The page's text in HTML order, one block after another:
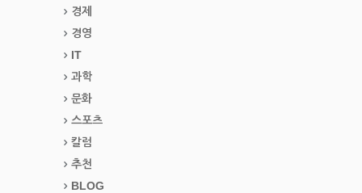
경제
경영
IT
과학
문화
스포츠
칼럼
추천
BLOG